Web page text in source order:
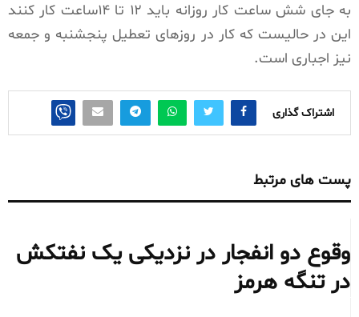
به جای شش ساعت کار روزانه باید ۱۲ تا ۱۴ساعت کار کنند
این در حالیست که کار در روزهای تعطیل پنجشنبه و جمعه
نیز اجباری است.
اشتراک گذاری
پست های مرتبط
وقوع دو انفجار در نزدیکی یک نفتکش
در تنگه هرمز